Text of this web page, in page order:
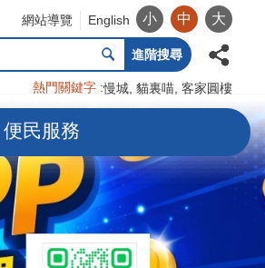
網站導覽 English 小 中 大
進階搜尋
熱門關鍵字 慢城 貓裏喵 客家圓樓
便民服務